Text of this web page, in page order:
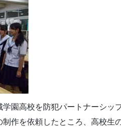
園高校を防犯パートナーシッ
作を依頼したところ、高校生